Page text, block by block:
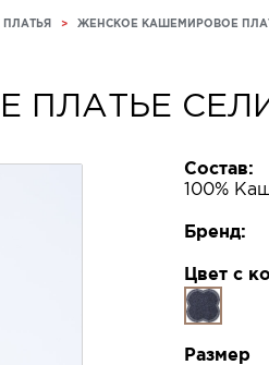
> ЖЕНСКОЕ КАШЕМИРОВОЕ
ПЛАТЬЕ
Состав:
100%
Бренд:
Цвет с
Размер